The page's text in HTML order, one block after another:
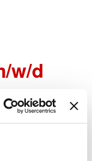
w/d
bewerben
wie